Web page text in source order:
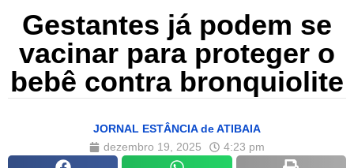
Gestantes já podem se
vacinar para proteger o
bebê contra bronquiolite
JORNAL ESTÂNCIA de ATIBAIA
dezembro 19, 2025
4:23 pm